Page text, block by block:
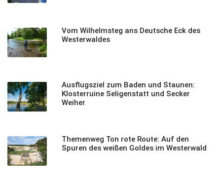
Vom Wilhelmsteg ans Deutsche Eck des
Westerwaldes
Ausflugsziel zum Baden und Staunen:
Klosterruine Seligenstatt und Secker
Weiher
Themenweg Ton rote Route: Auf den
Spuren des weißen Goldes im Westerwald